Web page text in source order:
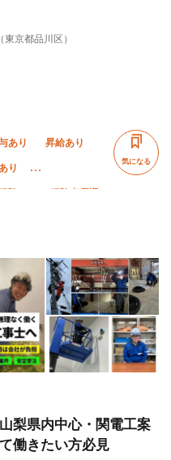
（東京都品川区）
あり 昇給あり
り
気になる
梨県内中心・関電工案
働きたい方必見